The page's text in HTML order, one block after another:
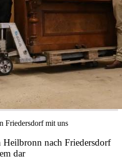
nach Friedersdorf
dar